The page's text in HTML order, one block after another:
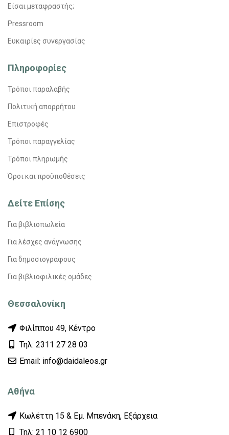
Είσαι μεταφραστής;
Pressroom
Ευκαιρίες συνεργασίας
Πληροφορίες
Τρόποι παραλαβής
Πολιτική απορρήτου
Επιστροφές
Τρόποι παραγγελίας
Τρόποι πληρωμής
Όροι και προϋποθέσεις
Δείτε Επίσης
Για βιβλιοπωλεία
Για λέσχες ανάγνωσης
Για δημοσιογράφους
Για βιβλιοφιλικές ομάδες
Θεσσαλονίκη
Φιλίππου 49, Κέντρο
Τηλ: 2311 27 28 03
Εmail: info@daidaleos.gr
Αθήνα
Κωλέττη 15 & Εμ. Μπενάκη, Εξάρχεια
Τηλ: 21 10 12 6900